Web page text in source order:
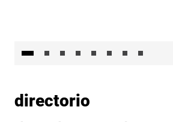
directorio